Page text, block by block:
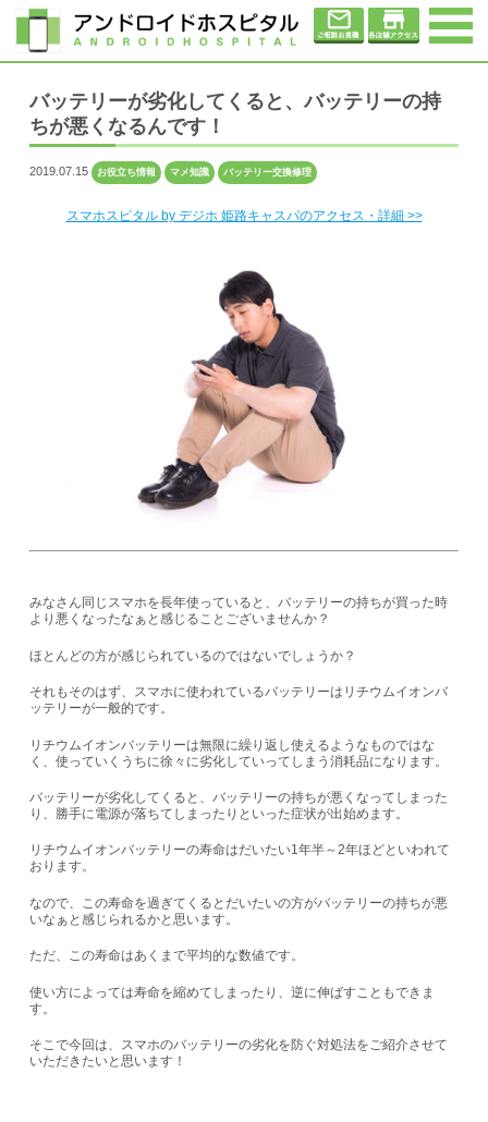
バッテリーが劣化してくると、バッテリーの持
ちが悪くなるんです！
2019.07.15 お役立ち情報 マメ知識 バッテリー交換修理
スマホスピタル by デジホ 姫路キャスパのアクセス・詳細 >>
みなさん同じスマホを長年使っていると、バッテリーの持ちが買った時
より悪くなったなぁと感じることございませんか？
ほとんどの方が感じられているのではないでしょうか？
それもそのはず、スマホに使われているバッテリーはリチウムイオンバ
ッテリーが一般的です。
リチウムイオンバッテリーは無限に繰り返し使えるようなものではな
く、使っていくうちに徐々に劣化していってしまう消耗品になります。
バッテリーが劣化してくると、バッテリーの持ちが悪くなってしまった
り、勝手に電源が落ちてしまったりといった症状が出始めます。
リチウムイオンバッテリーの寿命はだいたい1年半～2年ほどといわれて
おります。
なので、この寿命を過ぎてくるとだいたいの方がバッテリーの持ちが悪
いなぁと感じられるかと思います。
ただ、この寿命はあくまで平均的な数値です。
使い方によっては寿命を縮めてしまったり、逆に伸ばすこともできま
す。
そこで今回は、スマホのバッテリーの劣化を防ぐ対処法をご紹介させて
いただきたいと思います！